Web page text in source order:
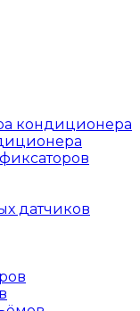
кондиционера
датчиков